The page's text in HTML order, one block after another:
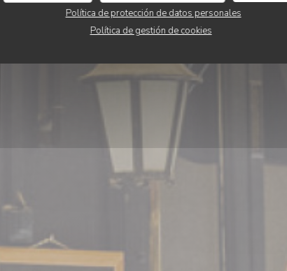
Política de protección de datos personales
Política de gestión de cookies
RESERVAR UNA MESA